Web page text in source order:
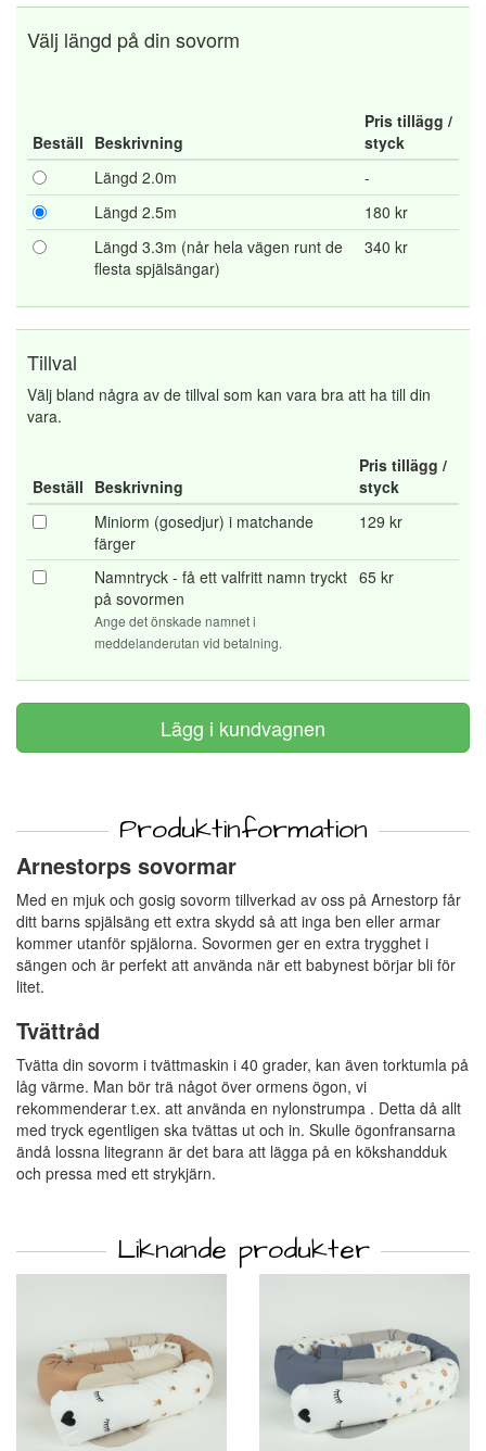
Välj längd på din sovorm
Beställ Beskrivning
Pris tillägg /
styck
Längd 2.0m
-
Längd 2.5m
180 kr
Längd 3.3m (når hela vägen runt de
flesta spjälsängar)
340 kr
Tillval
Välj bland några av de tillval som kan vara bra att ha till din
vara.
Beställ Beskrivning
Pris tillägg /
styck
Miniorm (gosedjur) i matchande
färger
129 kr
Namntryck - få ett valfritt namn tryckt
på sovormen
Ange det önskade namnet i
meddelanderutan vid betalning.
65 kr
Produktinformation
Arnestorps sovormar
Med en mjuk och gosig sovorm tillverkad av oss på Arnestorp får
ditt barns spjälsäng ett extra skydd så att inga ben eller armar
kommer utanför spjälorna. Sovormen ger en extra trygghet i
sängen och är perfekt att använda när ett babynest börjar bli för
litet.
Tvättråd
Tvätta din sovorm i tvättmaskin i 40 grader, kan även torktumla på
låg värme. Man bör trä något över ormens ögon, vi
rekommenderar t.ex. att använda en nylonstrumpa . Detta då allt
med tryck egentligen ska tvättas ut och in. Skulle ögonfransarna
ändå lossna litegrann är det bara att lägga på en kökshandduk
och pressa med ett strykjärn.
Liknande produkter